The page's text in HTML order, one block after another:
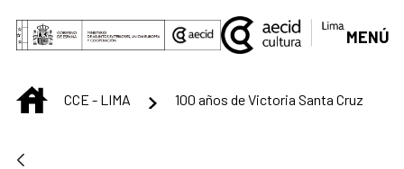
Saltar al contenido principal
MENÚ
INICIOCCE - LIMA 100 años de Victoria Santa Cruz